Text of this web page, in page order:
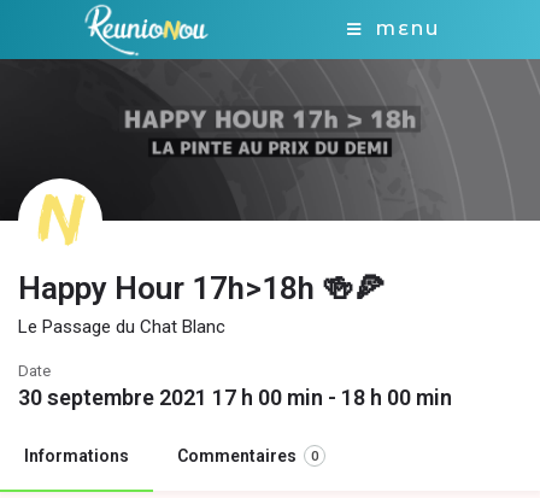
MENU
Happy Hour 17h>18h 🍻🍕
Le Passage du Chat Blanc
Date
30 septembre 2021 17 h 00 min - 18 h 00 min
Informations Commentaires 0